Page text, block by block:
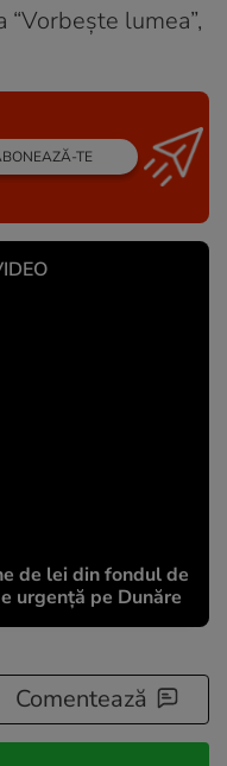
lumea”,
TE
de lei din fondul de
urgență pe Dunăre
Comentează